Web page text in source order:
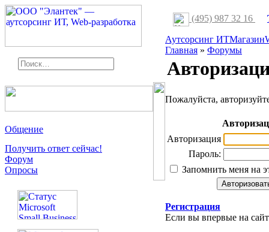
Общение
Получить ответ сейчас!
Форум
Опросы
(495) 987 32 16
Аутсорсинг ИТМагазин
Главная » Форумы
Пожалуйста,
Авторизация
Пароль:
Запомнить меня на
Регистрация
Если вы впервые на